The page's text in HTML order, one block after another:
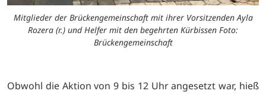
Mitglieder der Brückengemeinschaft mit ihrer Vorsitzenden Ayla
Rozera (r.) und Helfer mit den begehrten Kürbissen Foto:
Brückengemeinschaft
Obwohl die Aktion von 9 bis 12 Uhr angesetzt war, hieß